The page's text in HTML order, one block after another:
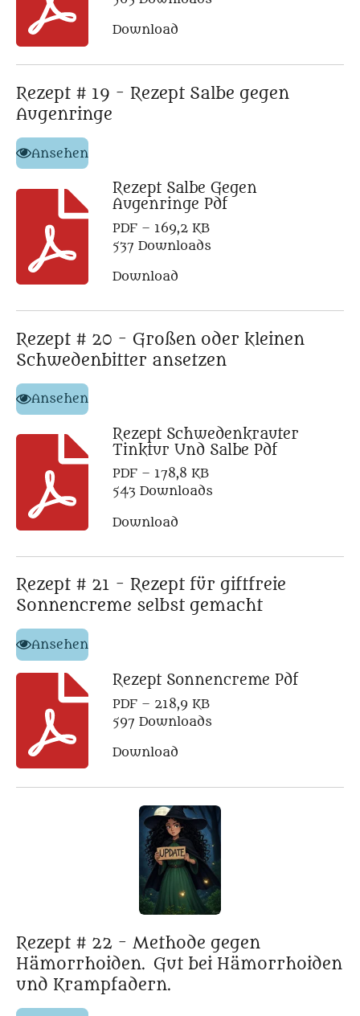
Download
Rezept # 19 - Rezept Salbe gegen
Augenringe
Ansehen
Rezept Salbe Gegen
Augenringe Pdf
PDF – 169,2 KB
537 Downloads
Download
Rezept # 20 - Großen oder kleinen
Schwedenbitter ansetzen
Ansehen
Rezept Schwedenkrauter
Tinktur Und Salbe Pdf
PDF – 178,8 KB
543 Downloads
Download
Rezept # 21 - Rezept für giftfreie
Sonnencreme selbst gemacht
Ansehen
Rezept Sonnencreme Pdf
PDF – 218,9 KB
597 Downloads
Download
Rezept # 22 - Methode gegen
Hämorrhoiden. Gut bei Hämorrhoiden
und Krampfadern.